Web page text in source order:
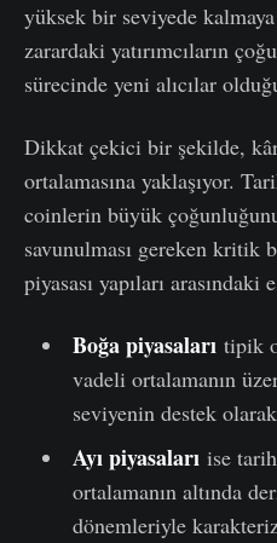
yüksek bir seviyede
zarardaki yatırımcıların
sürecinde yeni alıcılar
Dikkat çekici bir şekilde,
ortalamasına yaklaşıyor.
coinlerin büyük
savunulması gereken kritik
piyasası yapıları arasındaki
Boğa piyasalarıtipik
vadeli ortalamanın
seviyenin destek
Ayı piyasalarıise
ortalamanın altında
dönemleriyle